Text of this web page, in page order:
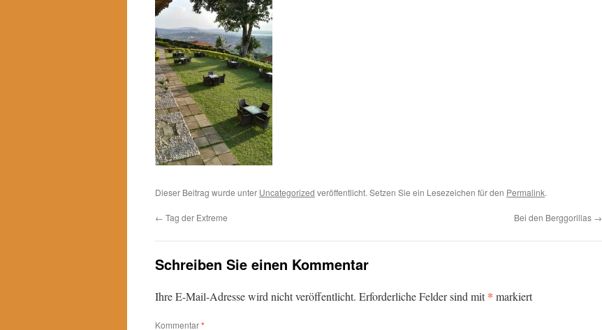
Dieser Beitrag wurde unter Uncategorized veröffentlicht. Setzen Sie ein Lesezeichen für den Permalink.
← Tag der Extreme Bei den Berggorillas →
Schreiben Sie einen Kommentar
Ihre E-Mail-Adresse wird nicht veröffentlicht. Erforderliche Felder sind mit* markiert
Kommentar*